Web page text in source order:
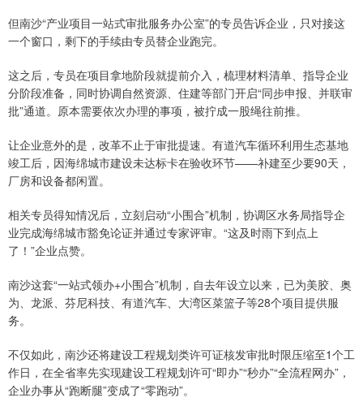
但南沙“产业项目一站式审批服务办公室”的专员告诉企业，只对接这
一个窗口，剩下的手续由专员替企业跑完。
这之后，专员在项目拿地阶段就提前介入，梳理材料清单、指导企业
分阶段准备，同时协调自然资源、住建等部门开启“同步申报、并联审
批”通道。原本需要依次办理的事项，被拧成一股绳往前推。
让企业意外的是，改革不止于审批提速。有道汽车循环利用生态基地
竣工后，因海绵城市建设未达标卡在验收环节——补建至少要90天，
厂房和设备都闲置。
相关专员得知情况后，立刻启动“小围合”机制，协调区水务局指导企
业完成海绵城市豁免论证并通过专家评审。“这及时雨下到点上
了！”企业点赞。
南沙这套“一站式领办+小围合”机制，自去年设立以来，已为美胶、奥
为、龙派、芬尼科技、有道汽车、大湾区菜篮子等28个项目提供服
务。
不仅如此，南沙还将建设工程规划类许可证核发审批时限压缩至1个工
作日，在全省率先实现建设工程规划许可“即办”“秒办”“全流程网办”，
企业办事从“跑断腿”变成了“零跑动”。